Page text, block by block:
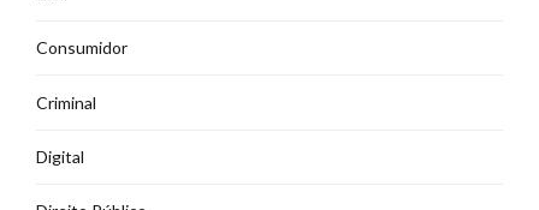
Consumidor
Criminal
Digital